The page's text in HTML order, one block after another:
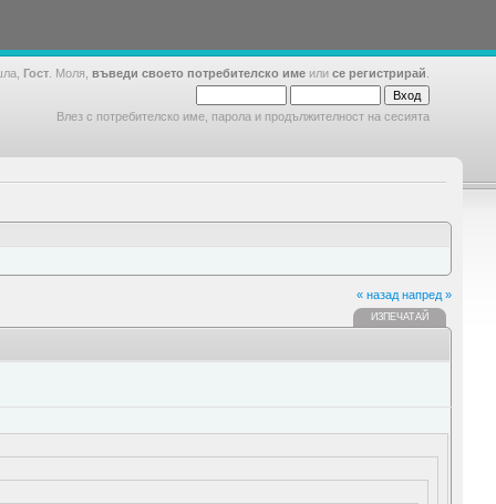
Гост . Моля, въведи своето потребителско име или се регистрирай
Влез с потребителско име, парола и продължителност на сесията
« назад напред »
ИЗПЕЧАТАЙ